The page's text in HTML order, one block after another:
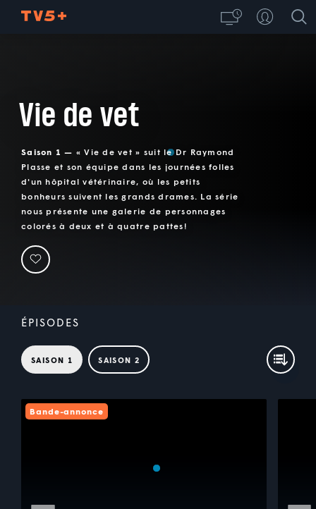
Vie de vet
Saison 1 — « Vie de vet » suit le Dr Raymond
Plasse et son équipe dans les journées folles
d'un hôpital vétérinaire, où les petits
bonheurs suivent les grands drames. La série
nous présente une galerie de personnages
colorés à deux et à quatre pattes!
ÉPISODES
SAISON 1 SAISON 2
Bande-annonce